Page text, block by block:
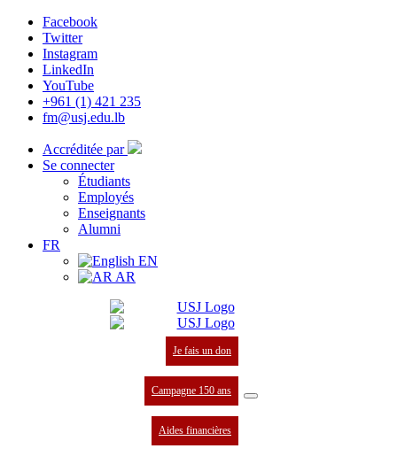
Facebook
Twitter
Instagram
LinkedIn
YouTube
+961 (1) 421 235
fm@usj.edu.lb
Accréditée par
Se connecter
Étudiants
Employés
Enseignants
Alumni
FR
EN
AR
Je fais un don
Campagne 150 ans
Aides financières